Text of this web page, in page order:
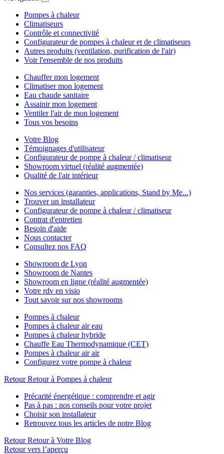
Pompes à chaleur
Climatiseurs
Contrôle et connectivité
Configurateur de pompes à chaleur et de climatiseurs
Autres produits (ventilation, purification de l'air)
Voir l'ensemble de nos produits
Chauffer mon logement
Climatiser mon logement
Eau chaude sanitaire
Assainir mon logement
Ventiler l'air de mon logement
Tous vos besoins
Votre Blog
Témoignages d'utilisateur
Configurateur de pompe à chaleur / climatiseur
Showroom virtuel (réalité augmentée)
Qualité de l'air intérieur
Nos services (garanties, applications, Stand by Me...)
Trouver un installateur
Configurateur de pompe à chaleur / climatiseur
Contrat d'entretien
Besoin d'aide
Nous contacter
Consultez nos FAQ
Showroom de Lyon
Showroom de Nantes
Showroom en ligne (réalité augmentée)
Votre rdv en visio
Tout savoir sur nos showrooms
Pompes à chaleur
Pompes à chaleur air eau
Pompes à chaleur hybride
Chauffe Eau Thermodynamique (CET)
Pompes à chaleur air air
Configurez votre pompe à chaleur
Retour Retour à Pompes à chaleur
Précarité énergétique : comprendre et agir
Pas à pas : nos conseils pour votre projet
Choisir son installateur
Retrouvez tous les articles de notre Blog
Retour Retour à Votre Blog
Retour vers l’aperçu